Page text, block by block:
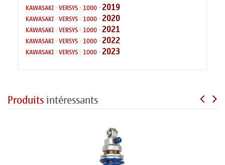
KAWASAKI-VERSYS-1000-2019
KAWASAKI-VERSYS-1000-2020
KAWASAKI-VERSYS-1000-2021
KAWASAKI-VERSYS-1000-2022
KAWASAKI-VERSYS-1000-2023
Produitsintéressants